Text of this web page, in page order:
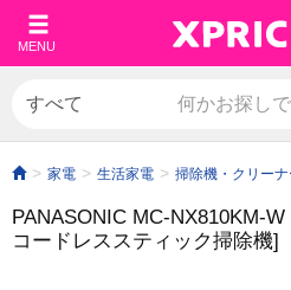
MENU
家電 生活家電 掃除機・クリー
PANASONIC MC-NX810KM-
コードレススティック掃除機]